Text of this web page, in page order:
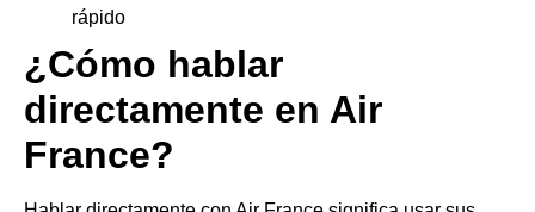
rápido
¿Cómo hablar
directamente en Air
France?